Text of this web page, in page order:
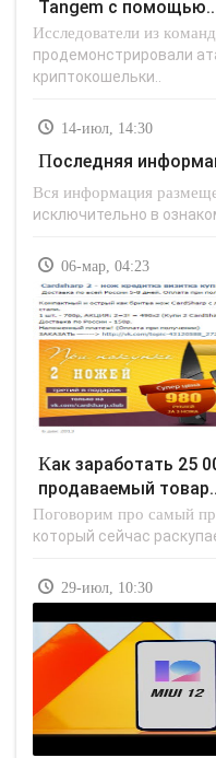
Tangem с помощью..
Исследователи из
продемонстрировали
криптокошельки..
14-июл, 14:30
Последняя
Вся информация
исключительно в
06-мар, 04:23
Как заработать 25 000 руб. в месяц. Самый
продаваемый товар..
Поговорим про самый
который сейчас
29-июл, 10:30